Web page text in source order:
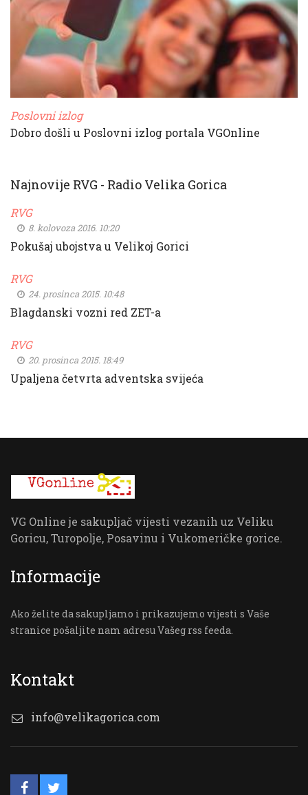
Poslovni izlog
Dobro došli u Poslovni izlog portala VGOnline
Najnovije RVG - Radio Velika Gorica
RVG
8. kolovoza 2016. 10:20
Pokušaj ubojstva u Velikoj Gorici
RVG
24. prosinca 2015. 10:48
Blagdanski vozni red ZET-a
RVG
20. prosinca 2015. 18:49
Upaljena četvrta adventska svijeća
VG Online je sakupljač vijesti vezanih uz Veliku
Goricu, Turopolje, Posavinu i Vukomeričke gorice.
Informacije
Ako želite da sakupljamo i prikazujemo vijesti s Vaše
stranice pošaljite nam adresu Vašeg rss feeda.
Kontakt
info@velikagorica.com